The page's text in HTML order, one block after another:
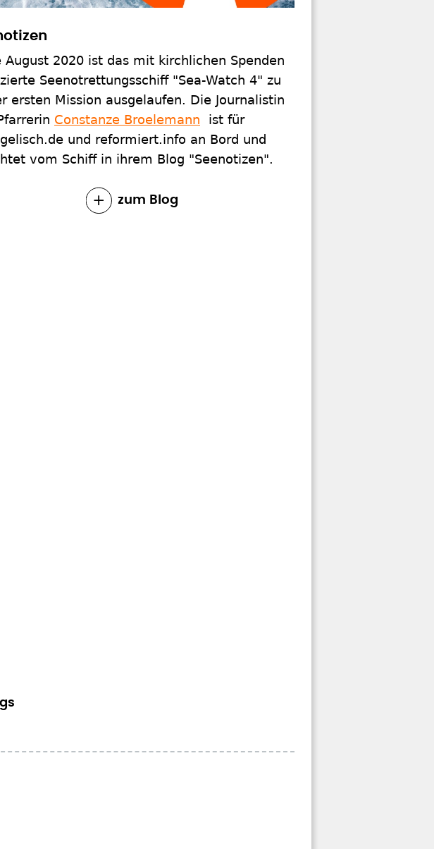
August 2020 ist das mit kirchlichen Spenden
Seenotrettungsschiff "Sea-Watch 4" zu
ersten Mission ausgelaufen. Die Journalistin
Constanze Broelemann ist für
und reformiert.info an Bord und
vom Schiff in ihrem Blog "Seenotizen".
zum Blog